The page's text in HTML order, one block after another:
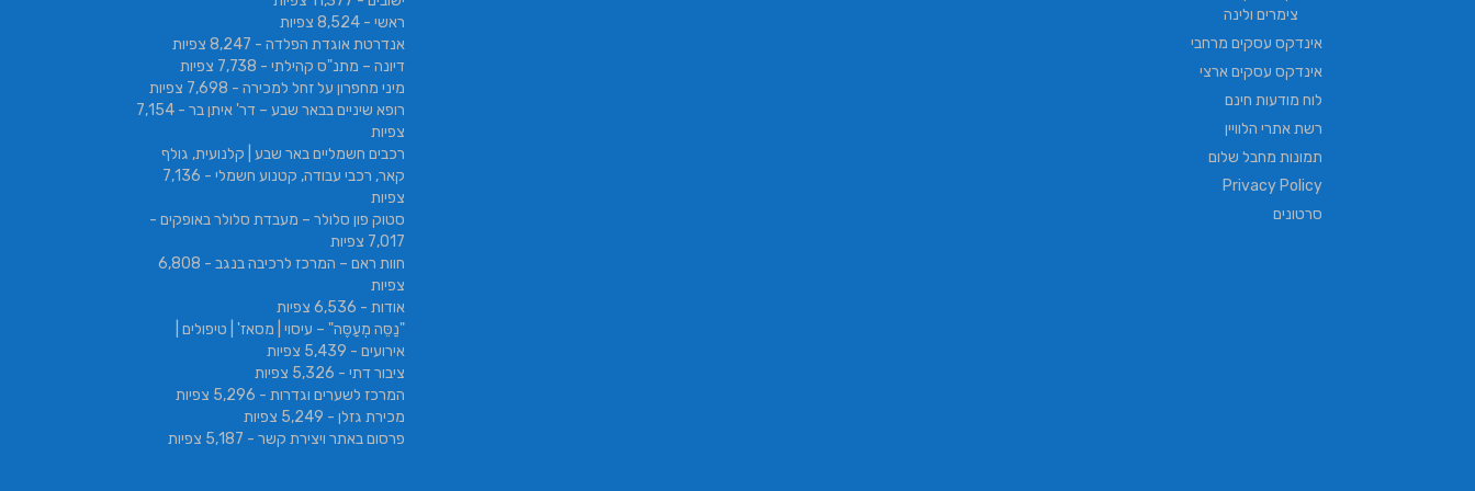
ראשי - 8,524 צפיות
אנדרטת אוגדת הפלדה - 8,247 צפיות
דיונה – מתנ"ס קהילתי - 7,738 צפיות
מיני מחפרון על זחל למכירה - 7,698 צפיות
רופא שיניים בבאר שבע – דר' איתן בר
- 7,154
צפיות
רכבים חשמליים באר שבע | קלנועית, גולף
קאר, רכבי עבודה, קטנוע חשמלי
- 7,136
צפיות
סטוק פון סלולר – מעבדת סלולר באופקים -
7,017 צפיות
חוות ראם – המרכז לרכיבה בנגב
- 6,808
צפיות
אודות - 6,536 צפיות
"נַסֵּה מְעַסֶּה" – עיסוי | מסאז' | טיפולים |
אירועים - 5,439 צפיות
ציבור דתי - 5,326 צפיות
המרכז לשערים וגדרות - 5,296 צפיות
מכירת גזלן - 5,249 צפיות
פרסום באתר ויצירת קשר - 5,187 צפיות
צימרים ולינה
אינדקס עסקים מרחבי
אינדקס עסקים ארצי
לוח מודעות חינם
רשת אתרי הלוויין
תמונות מחבל שלום
Privacy Policy
סרטונים